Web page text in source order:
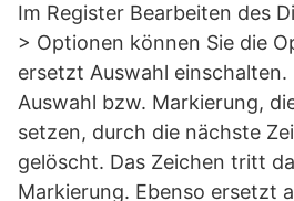
Im Register Bearbeiten des
> Optionen können Sie die
ersetzt Auswahl
Auswahl bzw. Markierung,
setzen, durch die nächste
gelöscht. Das Zeichen tritt
Markierung. Ebenso ersetzt